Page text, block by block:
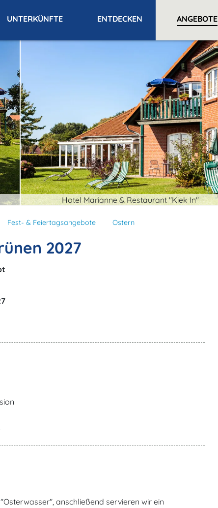
UNTERKÜNFTE ENTDECKEN ANGEBOTE
Hotel Marianne & Restaurant "Kiek In"
Fest- & Feiertagsangebote Ostern
2027
anschließend servieren wir ein